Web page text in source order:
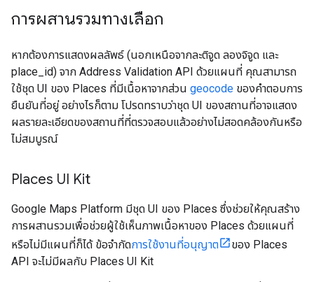
การผสานรวมทางเลือก
หากต้องการแสดงผลลัพธ์ (นอกเหนือจากละติจูด ลองจิจูด และ
place_id) จาก Address Validation API ด้วยแผนที่ คุณสามารถ
ใช้ชุด UI ของ Places ที่มีเนื้อหาจากส่วน geocode ของคำตอบการ
ยืนยันที่อยู่ อย่างไรก็ตาม โปรดทราบว่าชุด UI ของสถานที่อาจแสดง
ผลรายละเอียดของสถานที่ที่ตรวจสอบแล้วอย่างไม่สอดคล้องกันหรือ
ไม่สมบูรณ์
Places UI Kit
Google Maps Platform มีชุด UI ของ Places ซึ่งช่วยให้คุณสร้าง
การผสานรวมเพื่อช่วยผู้ใช้เห็นภาพเนื้อหาของ Places ด้วยแผนที่
หรือไม่มีแผนที่ก็ได้ ข้อจำกัดการใช้งานที่อนุญาต
ของ Places
API จะไม่มีผลกับ Places UI Kit